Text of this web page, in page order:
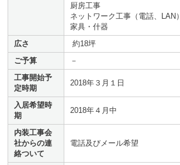
厨房工事
ネットワーク工事（電話、LAN）
家具・什器
広さ
約18坪
ご予算
－
工事開始予
定時期
2018年３月１日
入居希望時
期
2018年４月中
内装工事会
社からの連
絡ついて
電話及びメール希望